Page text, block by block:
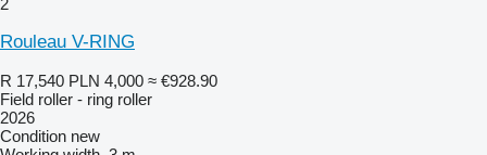
Rouleau V-RING
R 17,540 PLN 4,000 ≈ €928.90
Field roller - ring roller
2026
Condition new